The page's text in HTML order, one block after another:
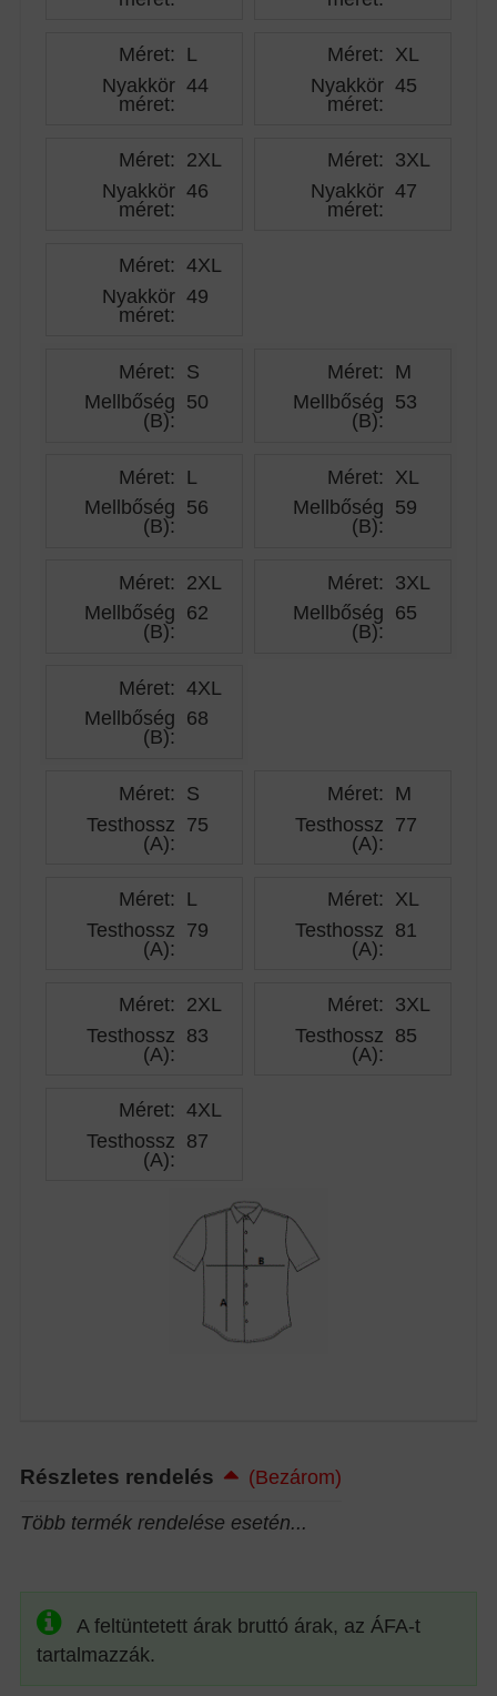
Méret: L
Nyakkör
méret:
44
Méret: XL
Nyakkör
méret:
45
Méret: 2XL
Nyakkör
méret:
46
Méret: 3XL
Nyakkör
méret:
47
Méret: 4XL
Nyakkör
méret:
49
Méret: S
Mellbőség
(B):
50
Méret: M
Mellbőség
(B):
53
Méret: L
Mellbőség
(B):
56
Méret: XL
Mellbőség
(B):
59
Méret: 2XL
Mellbőség
(B):
62
Méret: 3XL
Mellbőség
(B):
65
Méret: 4XL
Mellbőség
(B):
68
Méret: S
Testhossz
(A):
75
Méret: M
Testhossz
(A):
77
Méret: L
Testhossz
(A):
79
Méret: XL
Testhossz
(A):
81
Méret: 2XL
Testhossz
(A):
83
Méret: 3XL
Testhossz
(A):
85
Méret: 4XL
Testhossz
(A):
87
Részletes rendelés
(Bezárom)
Több termék rendelése esetén...
A feltüntetett árak bruttó árak, az ÁFA-t
tartalmazzák.